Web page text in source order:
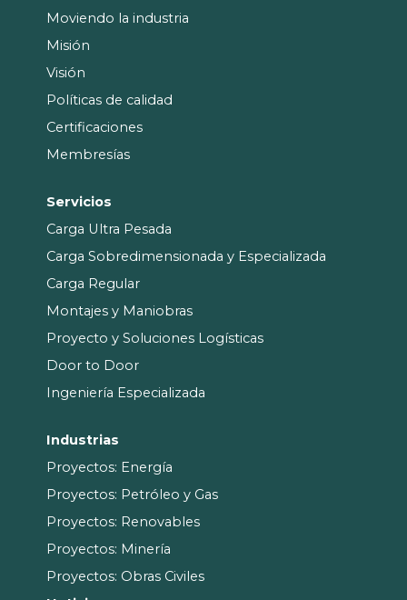
Moviendo la industria
Misión
Visión
Políticas de calidad
Certificaciones
Membresías
Servicios
Carga Ultra Pesada
Carga Sobredimensionada y Especializada
Carga Regular
Montajes y Maniobras
Proyecto y Soluciones Logísticas
Door to Door
Ingeniería Especializada
Industrias
Proyectos: Energía
Proyectos: Petróleo y Gas
Proyectos: Renovables
Proyectos: Minería
Proyectos: Obras Civiles